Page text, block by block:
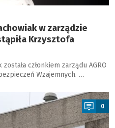
w zarządzie
Krzysztofa
członkiem zarządu AGRO
Wzajemnych. …
0